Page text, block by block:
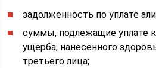
задолженность по уплате
суммы, подлежащие уплате
ущерба, нанесенного
третьего лица;